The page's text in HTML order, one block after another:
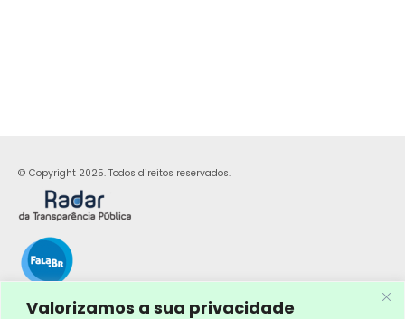
Valorizamos a sua privacidade
© Copyright 2025. Todos direitos reservados.